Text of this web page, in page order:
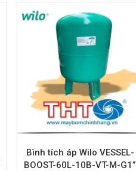
Bình tích áp Wilo VESSEL-
BOOST-60L-10B-VT-M-G1”